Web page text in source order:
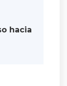
hacia